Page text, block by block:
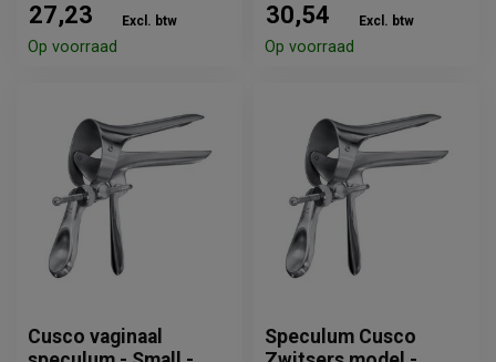
27,23 Excl. btw
Op voorraad
30,54 Excl. btw
Op voorraad
Cusco vaginaal
Speculum Cusco